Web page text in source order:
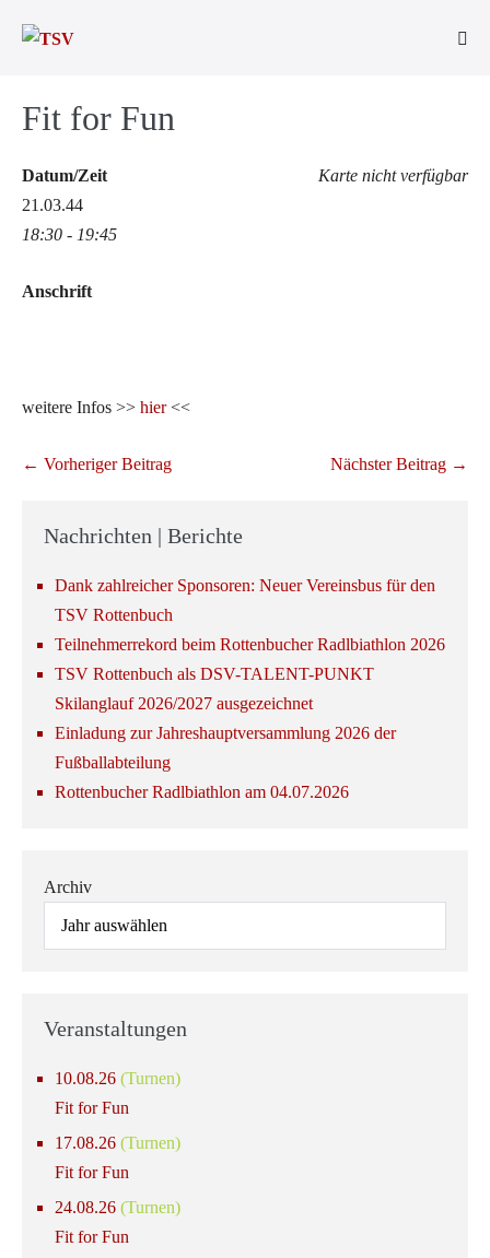
Inhalt
Fit for Fun
Karte nicht verfügbar
Datum/Zeit
21.03.44
18:30 - 19:45
Anschrift
weitere Infos >> hier<<
Beitragsnavigation
← Vorheriger Beitrag Nächster Beitrag →
Nachrichten | Berichte
Dank zahlreicher Sponsoren: Neuer Vereinsbus für den
TSV Rottenbuch
Teilnehmerrekord beim Rottenbucher Radlbiathlon 2026
TSV Rottenbuch als DSV-TALENT-PUNKT
Skilanglauf 2026/2027 ausgezeichnet
Einladung zur Jahreshauptversammlung 2026 der
Fußballabteilung
Rottenbucher Radlbiathlon am 04.07.2026
Archiv
Veranstaltungen
10.08.26 (Turnen)
Fit for Fun
17.08.26 (Turnen)
Fit for Fun
24.08.26 (Turnen)
Fit for Fun